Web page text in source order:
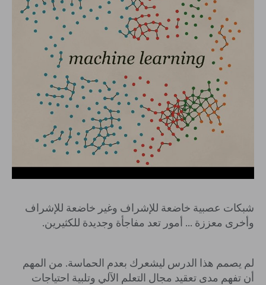
شبكات عصبية خاضعة للإشراف وغير خاضعة للإشراف
وأخرى معززة ... أمور تعد مفاجأة وجديدة للكثيرين.
لم يصمم هذا الدرس ليشعرك بعدم الحماسة. من المهم
أن تفهم مدى تعقيد مجال التعلم الآلي وتلبية احتياجات